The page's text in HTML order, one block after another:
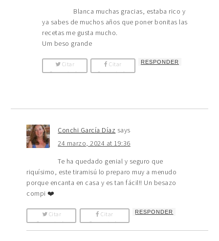
Blanca muchas gracias, estaba rico y
ya sabes de muchos años que poner bonitas las
recetas me gusta mucho.
Um beso grande
Citar
Comentario
Citar
Comentario
RESPONDER
Conchi García Díaz says
24 marzo, 2024 at 19:36
Te ha quedado genial y seguro que
riquísimo, este tiramisú lo preparo muy a menudo
porque encanta en casa y es tan fácil!! Un besazo
compi ❤️
Citar
Comentario
Citar
Comentario
RESPONDER